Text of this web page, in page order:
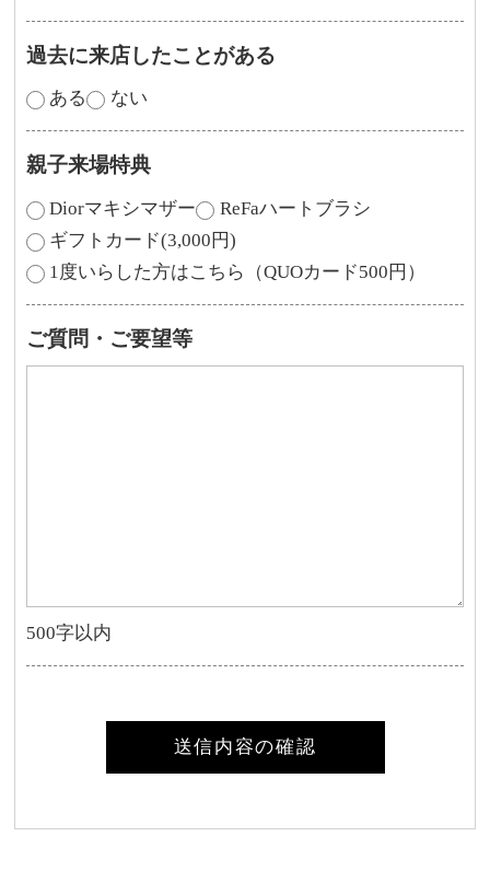
過去に来店したことがある
ある ない
親子来場特典
Diorマキシマザー
ReFaハートブラシ
ギフトカード(3,000円)
1度いらした方はこちら（QUOカード500円）
ご質問・ご要望等
500字以内